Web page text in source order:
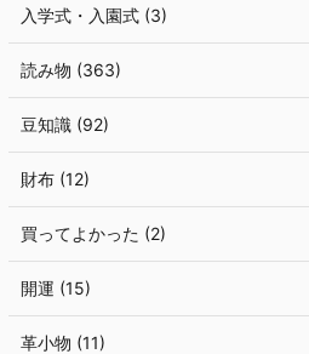
入学式・入園式 (3)
読み物 (363)
豆知識 (92)
財布 (12)
買ってよかった (2)
開運 (15)
革小物 (11)